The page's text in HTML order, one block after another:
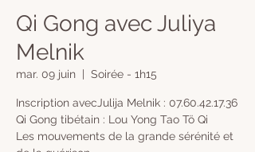
Qi Gong avec Juliya
Melnik
mar. 09 juin Soirée - 1h15
Inscription avecJulija Melnik : 07.60.42.17.36
Qi Gong tibétain : Lou Yong Tao Tö Qi
Les mouvements de la grande sérénité et